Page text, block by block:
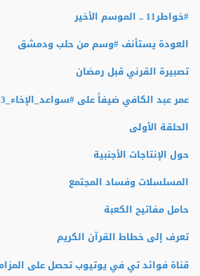
#‏خواطر11 .. الموسم الأخير
العودة يستأنف #وسم من حلب ودمشق
تصبيرة القرني قبل رمضان
عمر عبد الكافي ضيفاً على #سواعد_الإخاء_3
الحلقة الأولى
حول الإنتاجات الأجنبية
المسلسلات وفساد المجتمع
حامل مفاتيح الكعبة
تعرف إلى خطاط القرآن الكريم
قناة فوائد تي في يوتيوب تحصل على